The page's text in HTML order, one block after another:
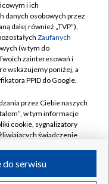
w likwidacji
i ich
danych osobowych przez
dalej również „TVP”),
Zaufanych
(w tym do
zainteresowań i
wskazujemy poniżej, a
PPID do Google.
przez Ciebie naszych
w tym informacje
cookie, sygnalizatory
świadczenie
serwisu